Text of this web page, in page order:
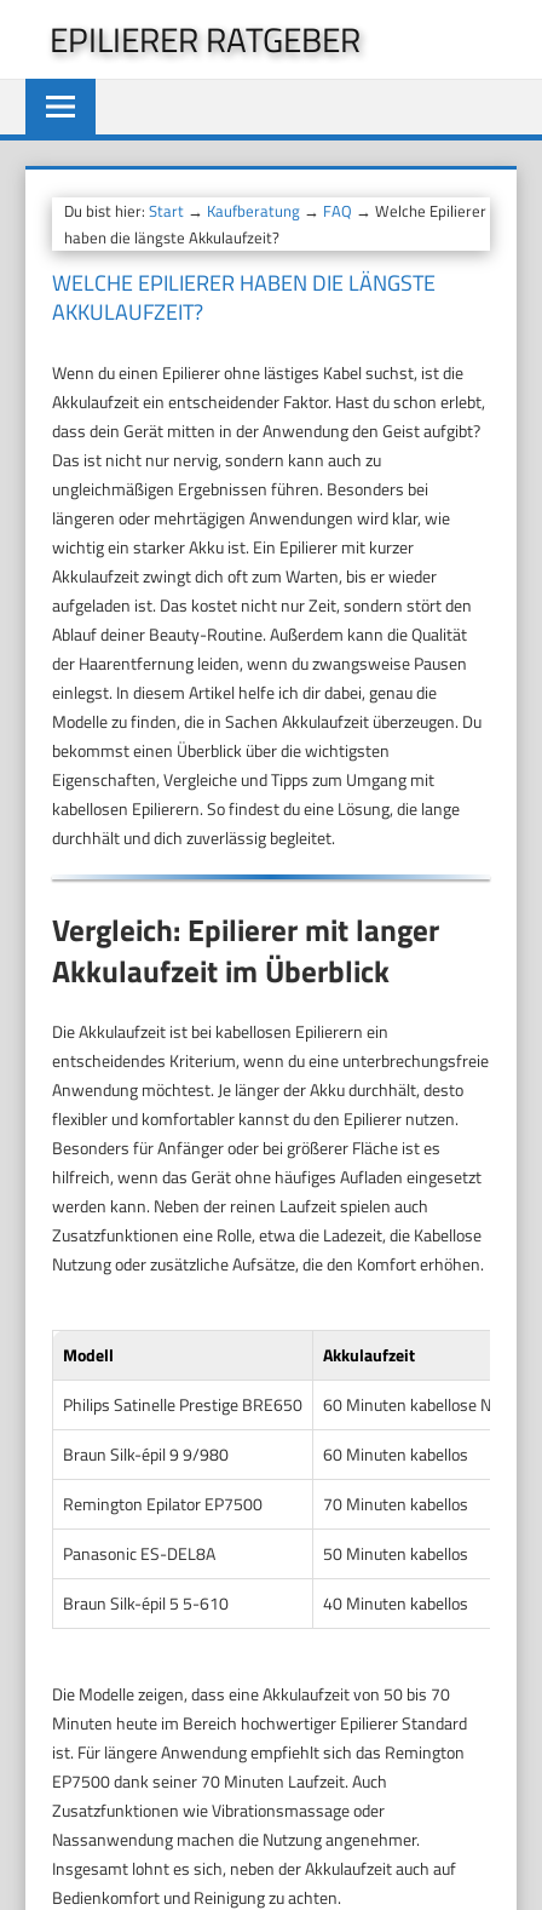
springen
EPILIERER RATGEBER
Du bist hier:Start → Kaufberatung → FAQ → Welche Epilierer
haben die längste Akkulaufzeit?
WELCHE EPILIERER HABEN DIE LÄNGSTE
AKKULAUFZEIT?
Wenn du einen Epilierer ohne lästiges Kabel suchst, ist die
Akkulaufzeit ein entscheidender Faktor. Hast du schon erlebt,
dass dein Gerät mitten in der Anwendung den Geist aufgibt?
Das ist nicht nur nervig, sondern kann auch zu
ungleichmäßigen Ergebnissen führen. Besonders bei
längeren oder mehrtägigen Anwendungen wird klar, wie
wichtig ein starker Akku ist. Ein Epilierer mit kurzer
Akkulaufzeit zwingt dich oft zum Warten, bis er wieder
aufgeladen ist. Das kostet nicht nur Zeit, sondern stört den
Ablauf deiner Beauty-Routine. Außerdem kann die Qualität
der Haarentfernung leiden, wenn du zwangsweise Pausen
einlegst. In diesem Artikel helfe ich dir dabei, genau die
Modelle zu finden, die in Sachen Akkulaufzeit überzeugen. Du
bekommst einen Überblick über die wichtigsten
Eigenschaften, Vergleiche und Tipps zum Umgang mit
kabellosen Epilierern. So findest du eine Lösung, die lange
durchhält und dich zuverlässig begleitet.
Vergleich: Epilierer mit langer
Akkulaufzeit im Überblick
Die Akkulaufzeit ist bei kabellosen Epilierern ein
entscheidendes Kriterium, wenn du eine unterbrechungsfreie
Anwendung möchtest. Je länger der Akku durchhält, desto
flexibler und komfortabler kannst du den Epilierer nutzen.
Besonders für Anfänger oder bei größerer Fläche ist es
hilfreich, wenn das Gerät ohne häufiges Aufladen eingesetzt
werden kann. Neben der reinen Laufzeit spielen auch
Zusatzfunktionen eine Rolle, etwa die Ladezeit, die Kabellose
Nutzung oder zusätzliche Aufsätze, die den Komfort erhöhen.
Modell
Akkulaufzeit
Philips Satinelle Prestige BRE650
60 Minuten kabellose Nutzung
Braun Silk-épil 9 9/980
60 Minuten kabellos
Remington Epilator EP7500
70 Minuten kabellos
Panasonic ES-DEL8A
50 Minuten kabellos
Braun Silk-épil 5 5-610
40 Minuten kabellos
Die Modelle zeigen, dass eine Akkulaufzeit von 50 bis 70
Minuten heute im Bereich hochwertiger Epilierer Standard
ist. Für längere Anwendung empfiehlt sich das Remington
EP7500 dank seiner 70 Minuten Laufzeit. Auch
Zusatzfunktionen wie Vibrationsmassage oder
Nassanwendung machen die Nutzung angenehmer.
Insgesamt lohnt es sich, neben der Akkulaufzeit auch auf
Bedienkomfort und Reinigung zu achten.